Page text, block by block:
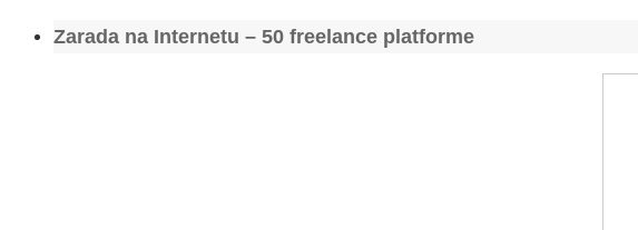
Zarada na Internetu – 50 freelance platforme